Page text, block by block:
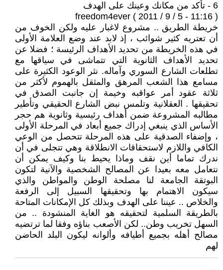
6 - تأكد من مكانك وعينك على الهدف
freedom4ever ( 2011 / 9 / 5 - 11:16 )
خريطة الطريق .. مشروع لاغبار عليه ولكن الخوف من
أن تعتريه كثير شوائب ، إذ لابد عند وضع العلامة الأولى
في هذه الخريطة من تحديد الأهداف الرئيسة ؛ فضلا عن
تحديد الأهداف الثانوية التي تتماشى في سياقها مع
تطلعات الشارع السوري وآماله. نثر الوعود الكثيرة على
مسامع هذا الشعب المرهق والمثقل بالهموم لأكثر من
ثلاثة عقود أمر عواقبه وخيمة إن جانبت الصدق في
تحقيقها . العقلانية وتلمس نبض الشارع الحقيقي وتأطير
مطالبه المشروعة ضمن أهداف رئيسية وثانوية هم حجر
الأساس الذي ينبغي إدراك جميع أبعاد في المرحلة الأولى
، وإضفاء الصدقية على هذه المرحلة تتحصل من الوعي
الكافي واللازم لاستحقاقات الانطلاقة وهي تتجلى في أن
ندرك تماما أين نقف وماذا يحيط بنا وكيف يمكن أن
نتعامل معه بعيدا عن المصالح الشخصية والآنية لتكون
البوتقة الجامعة لنا مصلحة الوطن والمواطن والذي
سيكون الاهتمام بها وتحقيقها السبيل إلى الرفعة
والخلاص .. عيننا على الهدف وبذلك كل الإمكانات المتاحة
بالطريقة السلمية لتحقيقه هو الغاية المنشودة .. من
السهل تخريب وطن.. لكن الأصعب بناؤه وفقا لما ترتضيه
مصالح أهله بجميع أطيافه وألوانه ليكون البلد الحاضن
لهم